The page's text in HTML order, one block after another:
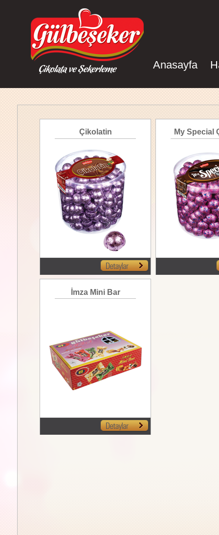
Çikolatin My Special
İmza Mini Bar
Anasayfa